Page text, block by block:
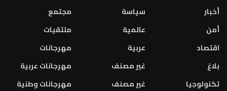
أخبار
أمن
اقتصاد
بلاغ
تكنولوجيا
سياسة
عالمية
عربية
غير مصنف
غير مصنف
مجتمع
ملتقيات
مهرجانات
مهرجانات عربية
مهرجانات وطنية